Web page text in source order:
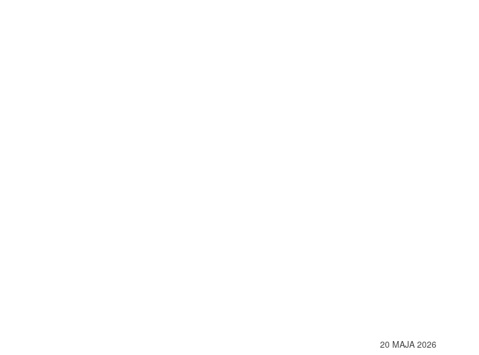
20 MAJA 2026